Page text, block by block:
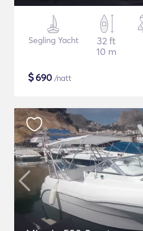
Segling Yacht
32 ft
10 m
$690 /natt